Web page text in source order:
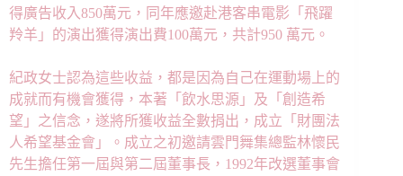
得廣告收入850萬元，同年應邀赴港客串電影「飛躍
羚羊」的演出獲得演出費100萬元，共計950 萬元。
紀政女士認為這些收益，都是因為自己在運動場上的
成就而有機會獲得，本著「飲水思源」及「創造希
望」之信念，遂將所獲收益全數捐出，成立「財團法
人希望基金會」。成立之初邀請雲門舞集總監林懷民
先生擔任第一屆與第二屆董事長，1992年改選董事會